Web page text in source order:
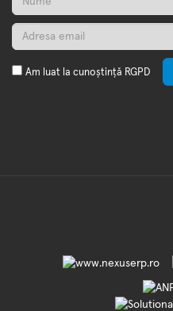
Am luat la cunoștință RGPD